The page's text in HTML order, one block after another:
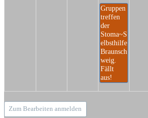
Gruppen
treffen
der
Stoma~S
elbsthilfe
Braunsch
weig.
Fällt
aus!
Zum Bearbeiten anmelden